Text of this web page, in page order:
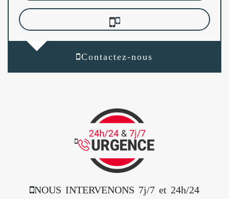
Contactez-nous
NOUS INTERVENONS 7j/7 et 24h/24